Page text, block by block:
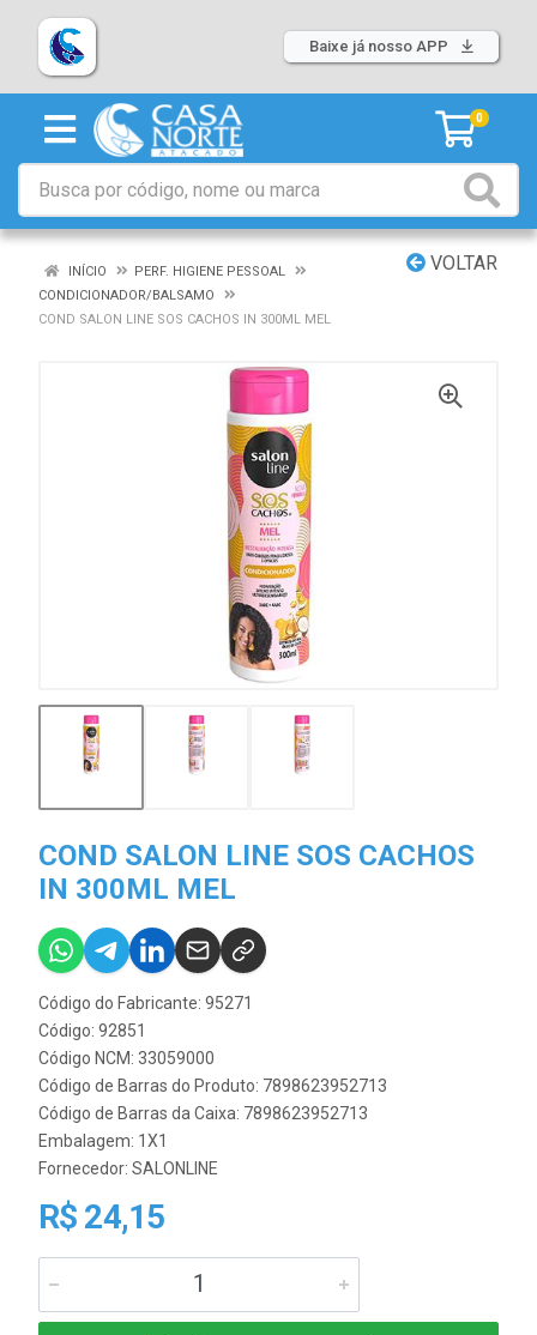
Baixe já nosso APP
0
VOLTAR
INÍCIO
PERF. HIGIENE PESSOAL
CONDICIONADOR/BALSAMO
COND SALON LINE SOS CACHOS IN 300ML MEL
COND SALON LINE SOS CACHOS
IN 300ML MEL
Código do Fabricante: 95271
Código: 92851
Código NCM: 33059000
Código de Barras do Produto: 7898623952713
Código de Barras da Caixa: 7898623952713
Embalagem: 1X1
Fornecedor: SALONLINE
R$ 24,15